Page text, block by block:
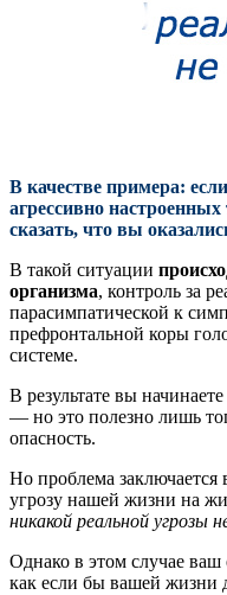
В качестве примера:
агрессивно
сказать, что вы
В такой ситуации
организма, контроль за
парасимпатической к
префронтальной коры
системе.
В результате вы начинаете
— но это полезно лишь
опасность.
Но проблема
угрозу нашей жизни на
никакой реальной угрозы
Однако в этом случае ваш
как если бы вашей жизни